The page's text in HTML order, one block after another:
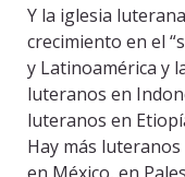
Y la iglesia
crecimiento en el
y Latinoamérica y
luteranos en
luteranos en
Hay más luteranos